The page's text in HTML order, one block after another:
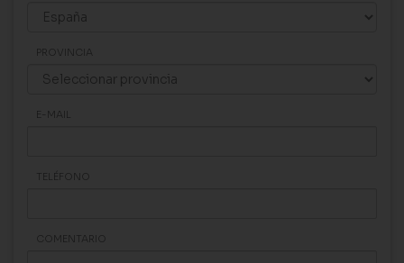
PROVINCIA
E-MAIL
TELÉFONO
COMENTARIO